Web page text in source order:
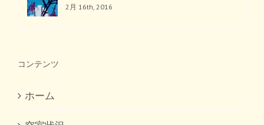
2月 16th, 2016
コンテンツ
ホーム